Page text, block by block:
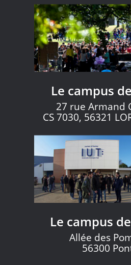
Le campus
27 rue Armand
CS 7030, 56321
Le campus
Allée des
56300